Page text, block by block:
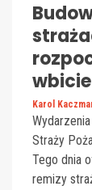
Karol
Straży
Tego dnia
remizy